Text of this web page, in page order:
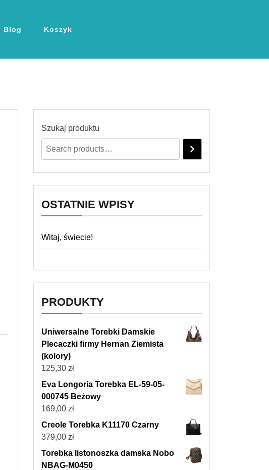
Blog Koszyk
Szukaj produktu
OSTATNIE WPISY
Witaj, świecie!
PRODUKTY
Uniwersalne Torebki Damskie
Plecaczki firmy Hernan Ziemista
(kolory)
125,30 zł
Eva Longoria Torebka EL-59-05-
000745 Beżowy
169,00 zł
Creole Torebka K11170 Czarny
379,00 zł
Torebka listonoszka damska Nobo
NBAG-M0450